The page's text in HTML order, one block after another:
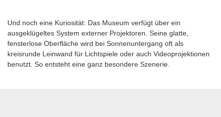
Und noch eine Kuriosität: Das Museum verfügt über ein
ausgeklügeltes System externer Projektoren. Seine glatte,
fensterlose Oberfläche wird bei Sonnenuntergang oft als
kreisrunde Leinwand für Lichtspiele oder auch Videoprojektionen
benutzt. So entsteht eine ganz besondere Szenerie.